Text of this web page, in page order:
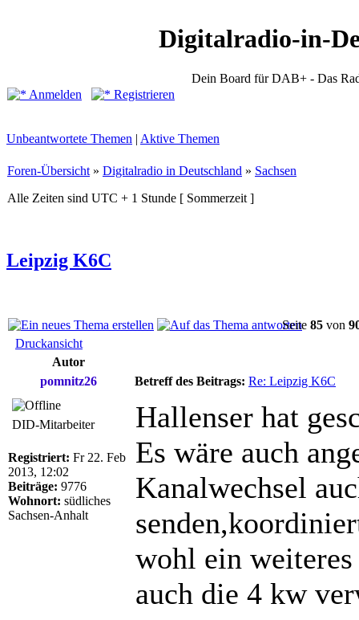
Digitalradio-in-
Dein Board für DAB+ - Das
Anmelden
Registrieren
Unbeantwortete Themen | Aktive Themen
Foren-Übersicht » Digitalradio in Deutschland » Sachsen
Alle Zeiten sind UTC + 1 Stunde [ Sommerzeit ]
Leipzig K6C
Seite 85 von
Druckansicht
Autor
pomnitz26
Betreff des Beitrags: Re: Leipzig K6C
DID-Mitarbeiter
Registriert: Fr 22. Feb
2013, 12:02
Beiträge: 9776
Wohnort: südliches
Sachsen-Anhalt
Hallenser hat
Es wäre auch
Kanalwechsel
wohl ein
auch die 4 kw